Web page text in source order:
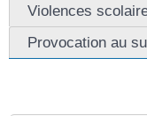
Violences
Provocation au